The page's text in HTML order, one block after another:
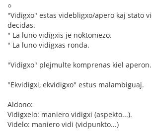
○
"Vidigxo" estas videbligxo/apero kaj stato
decidas.
" La luno vidigxis je noktomezo.
" La luno vidigxas ronda.
"Vidigxo" plejmulte komprenas kiel aperon.
"Ekvidigxi, ekvidigxo" estus malambiguaj.
Aldono:
Vidigxelo: maniero vidigxi (aspekto...).
Videlo: maniero vidi (vidpunkto...)